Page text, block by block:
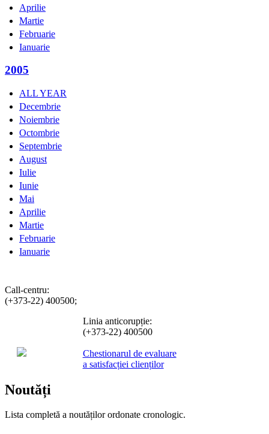
Aprilie
Martie
Februarie
Ianuarie
2005
ALL YEAR
Decembrie
Noiembrie
Octombrie
Septembrie
August
Iulie
Iunie
Mai
Aprilie
Martie
Februarie
Ianuarie
Call-centru:
(+373-22) 400500;
Linia anticorupție:
(+373-22) 400500
Chestionarul de evaluare
a satisfacției clienților
Noutăți
Lista completă a noutăților ordonate cronologic.